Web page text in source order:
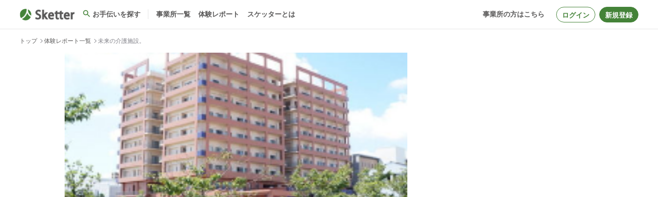
お手伝いを探す 事業所一覧 体験レポート スケッターとは 事業所の方はこちら ログイン 新規登録
トップ 体験レポート一覧 未来の介護施設。